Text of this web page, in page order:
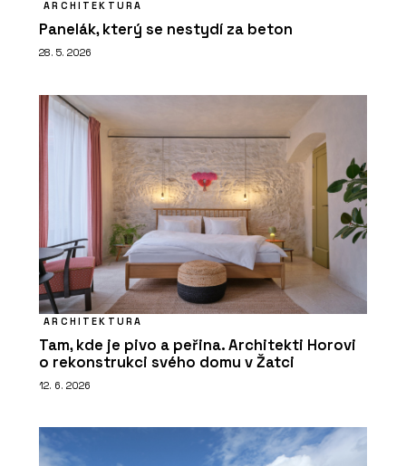
ARCHITEKTURA
Panelák, který se nestydí za beton
28. 5. 2026
ARCHITEKTURA
Tam, kde je pivo a peřina. Architekti Horovi
o rekonstrukci svého domu v Žatci
12. 6. 2026